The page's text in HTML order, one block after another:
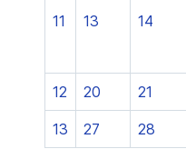
11 13 14
12 20 21
13 27 28